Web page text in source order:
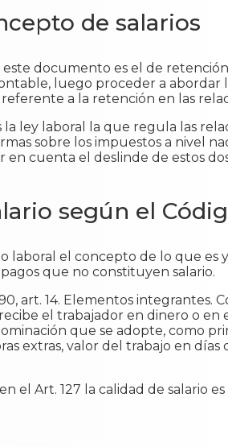
de salarios
documento es el de
luego proceder a
a la retención en las
ley laboral la que regula las
sobre los impuestos a nivel
cuenta el deslinde de estos
según el
laboral el concepto de lo que es
que no constituyen salario.
art. 14. Elementos
el trabajador en dinero o en
que se adopte, como
extras, valor del trabajo en
el Art. 127 la calidad de salario